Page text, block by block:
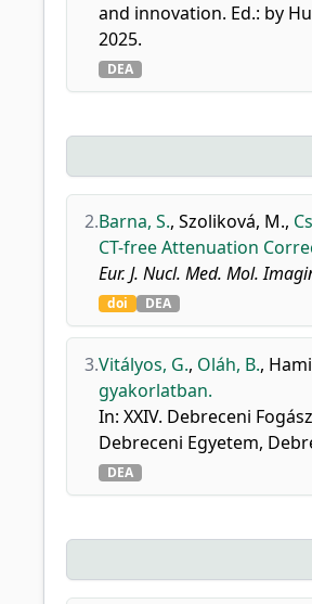
and innovation. Ed.: by
2025.
DEA
2.Barna, S., Szoliková, M.,
CT-free Attenuation
Eur. J. Nucl. Med. Mol.
doi DEA
3.Vitályos, G., Oláh, B.,
gyakorlatban.
In: XXIV. Debreceni
Debreceni Egyetem,
DEA